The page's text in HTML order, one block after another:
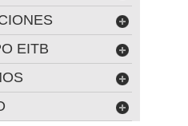
EITB